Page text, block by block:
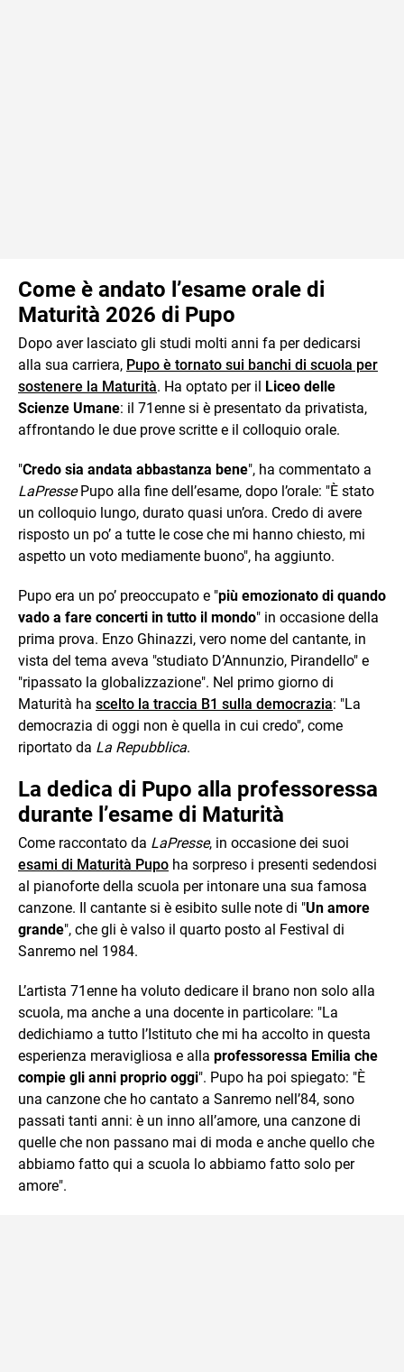
Come è andato l’esame orale di
Maturità 2026 di Pupo
Dopo aver lasciato gli studi molti anni fa per dedicarsi
alla sua carriera, Pupo è tornato sui banchi di scuola per
sostenere la Maturità. Ha optato per il Liceo delle
Scienze Umane: il 71enne si è presentato da privatista,
affrontando le due prove scritte e il colloquio orale.
"Credo sia andata abbastanza bene", ha commentato a
LaPressePupo alla fine dell’esame, dopo l’orale: "È stato
un colloquio lungo, durato quasi un’ora. Credo di avere
risposto un po’ a tutte le cose che mi hanno chiesto, mi
aspetto un voto mediamente buono", ha aggiunto.
Pupo era un po’ preoccupato e "più emozionato di quando
vado a fare concerti in tutto il mondo" in occasione della
prima prova. Enzo Ghinazzi, vero nome del cantante, in
vista del tema aveva "studiato D’Annunzio, Pirandello" e
"ripassato la globalizzazione". Nel primo giorno di
Maturità ha scelto la traccia B1 sulla democrazia: "La
democrazia di oggi non è quella in cui credo", come
riportato da La Repubblica.
La dedica di Pupo alla professoressa
durante l’esame di Maturità
Come raccontato da LaPresse, in occasione dei suoi
esami di Maturità Pupo ha sorpreso i presenti sedendosi
al pianoforte della scuola per intonare una sua famosa
canzone. Il cantante si è esibito sulle note di "Un amore
grande", che gli è valso il quarto posto al Festival di
Sanremo nel 1984.
L’artista 71enne ha voluto dedicare il brano non solo alla
scuola, ma anche a una docente in particolare: "La
dedichiamo a tutto l’Istituto che mi ha accolto in questa
esperienza meravigliosa e alla professoressa Emilia che
compie gli anni proprio oggi". Pupo ha poi spiegato: "È
una canzone che ho cantato a Sanremo nell’84, sono
passati tanti anni: è un inno all’amore, una canzone di
quelle che non passano mai di moda e anche quello che
abbiamo fatto qui a scuola lo abbiamo fatto solo per
amore".